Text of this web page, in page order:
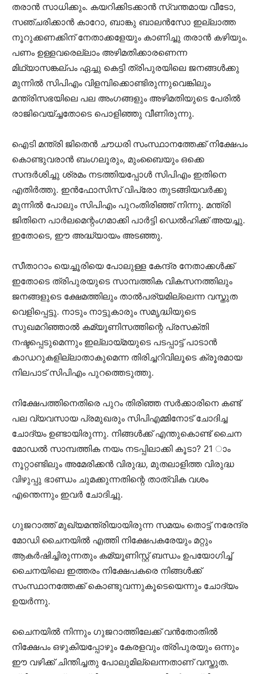
തരാന്‍ സാധിക്കും. കയറിക്കിടക്കാന്‍ സ്വന്തമായ വീടോ,
സഞ്ചരിക്കാന്‍ കാറോ, ബാങ്കു ബാലന്‍സോ ഇല്ലാത്ത
നൂറുക്കണക്കിന് നേതാക്കളേയും കാണിച്ചു തരാന്‍ കഴിയും.
പണം ഉള്ളവരെല്ലാം അഴിമതിക്കാരണെന്ന
മിഥ്യാസങ്കല്പം ഏച്ചു കെട്ടി ത്രിപുരയിലെ ജനങ്ങള്‍ക്കു
മുന്നില്‍ സിപിഎം വിളമ്പിക്കൊണ്ടിരുന്നുവെങ്കിലും
മന്ത്രിസഭയിലെ പല അംഗങ്ങളും അഴിമതിയുടെ പേരില്‍
രാജിവെയ്ച്ചതോടെ പൊളിഞ്ഞു വീണിരുന്നു.
ഐടി മന്ത്രി ജിതെന്‍ ചൗധരി സംസ്ഥാനത്തേക്ക് നിക്ഷേപം
കൊണ്ടുവരാന്‍ ബംഗലൂരും, മുംബൈയും ഒക്കെ
സന്ദര്‍ശിച്ചു ശ്രമം നടത്തിയപ്പോള്‍ സിപിഎം ഇതിനെ
എതിര്‍ത്തു. ഇന്‍ഫോസിസ് വിപ്രോ തുടങ്ങിയവര്‍ക്കു
മുന്നില്‍ പോലും സിപിഎം പുറംതിരിഞ്ഞ് നിന്നു. മന്ത്രി
ജിതിനെ പാര്‍ലമെന്റംഗമാക്കി പാര്‍ട്ടി ഡെല്‍ഹിക്ക് അയച്ചു.
ഇതോടെ, ഈ അദ്ധ്യായം അടഞ്ഞു.
സീതാറാം യെച്ചൂരിയെ പോലുള്ള കേന്ദ്ര നേതാക്കള്‍ക്ക്
ഇതോടെ ത്രിപുരയുടെ സാമ്പത്തിക വികസനത്തിലും
ജനങ്ങളുടെ ക്ഷേമത്തിലും താല്‍പര്യമില്ലെന്ന വസ്തുത
വെളിപ്പെട്ടു. നാടും നാട്ടുകാരും സമൃദ്ധിയുടെ
സുഖമറിഞ്ഞാല്‍ കമ്യൂണിസത്തിന്റെ പ്രസക്തി
നഷ്ടപ്പെടുമെന്നും ഇല്ലായ്മയുടെ പടപ്പാട്ട് പാടാന്‍
കാഡറുകളില്ലാതാകുമെന്ന തിരിച്ചറിവിലൂടെ ക്രൂരമായ
നിലപാട് സിപിഎം പുറത്തെടുത്തു.
നിക്ഷേപത്തിനെതിരെ പുറം തിരിഞ്ഞ സർക്കാരിനെ കണ്ട്
പല വ്യവസായ പ്രമുഖരും സിപിഎമ്മിനോട് ചോദിച്ച
ചോദ്യം ഉണ്ടായിരുന്നു. നിങ്ങള്‍ക്ക് എന്തുകൊണ്ട് ചൈന
മോഡല്‍ സാമ്പത്തിക നയം നടപ്പിലാക്കി കൂടാ? 21 ാം
നൂറ്റാണ്ടിലും അമേരിക്കന്‍ വിരുദ്ധ, മുതലാളിത്ത വിരുദ്ധ
വിഴുപ്പു ഭാണ്ഡം ചുമക്കുന്നതിന്റെ താത്വിക വശം
എന്തെന്നും ഇവര്‍ ചോദിച്ചു.
ഗുജറാത്ത് മുഖ്യമന്ത്രിയായിരുന്ന സമയം തൊട്ട് നരേന്ദ്ര
മോഡി ചൈനയില്‍ എത്തി നിക്ഷേപകരേയും മറ്റും
ആകര്‍ഷിച്ചിരുന്നതും കമ്യൂണിസ്റ്റ് ബന്ധം ഉപയോഗിച്ച്
ചൈനയിലെ ഇത്തരം നിക്ഷേപകരെ നിങ്ങള്‍ക്ക്
സംസ്ഥാനത്തേക്ക് കൊണ്ടുവന്നുകൂടെയെന്നും ചോദ്യം
ഉയര്‍ന്നു.
ചൈനയില്‍ നിന്നും ഗുജറാത്തിലേക്ക് വന്‍തോതില്‍
നിക്ഷേപം ഒഴുകിയപ്പോഴും കേരളവും ത്രിപുരയും ഒന്നും
ഈ വഴിക്ക് ചിന്തിച്ചതു പോലുമില്ലെന്നതാണ് വസ്തുത.